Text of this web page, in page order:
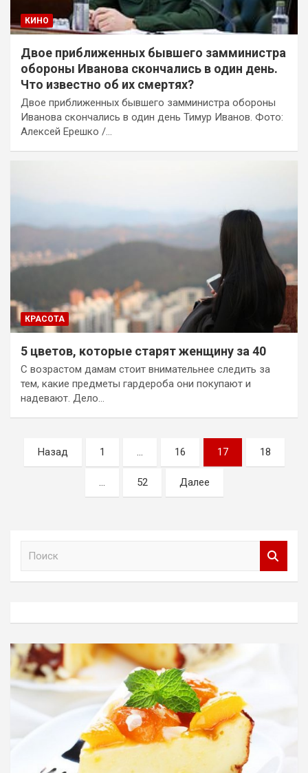
КИНО
Двое приближенных бывшего замминистра
обороны Иванова скончались в один день.
Что известно об их смертях?
Двое приближенных бывшего замминистра обороны
Иванова скончались в один день Тимур Иванов. Фото:
Алексей Ерешко /…
КРАСОТА
5 цветов, которые старят женщину за 40
С возрастом дамам стоит внимательнее следить за
тем, какие предметы гардероба они покупают и
надевают. Дело…
Пагинация
записей
Назад 1 … 16 17 18
… 52 Далее